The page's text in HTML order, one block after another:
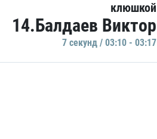
клюшкой
14.Балдаев Виктор
7 секунд / 03:10 - 03:17